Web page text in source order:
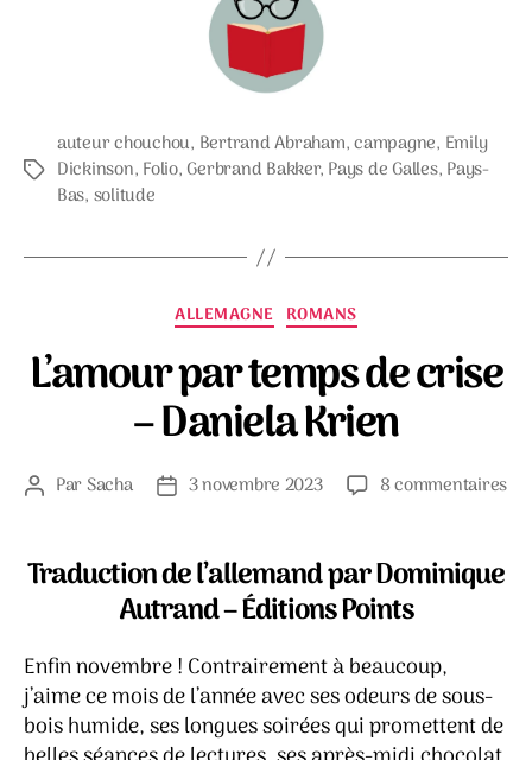
Étiquettes
auteur chouchou, Bertrand Abraham,campagne, Emily
Dickinson, Folio, Gerbrand Bakker, Pays de Galles, Pays-
Bas, solitude
Catégories
ALLEMAGNE ROMANS
L’amour par temps de crise
– Daniela Krien
Auteur
ParSacha
Date3 novembre 2023 8 commentairessur
Traduction de l’allemand par Dominique
Autrand – Éditions Points
Enfin novembre ! Contrairement à beaucoup,
j’aime ce mois de l’année avec ses odeurs de sous-
bois humide, ses longues soirées qui promettent de